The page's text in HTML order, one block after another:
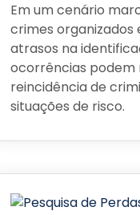
Em um cenário
crimes organizados
atrasos na
ocorrências podem
reincidência de
situações de risco.